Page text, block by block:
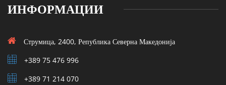
ИНФОРМАЦИИ
Струмица, 2400, Република Северна Македонија
+389 75 476 996
+389 71 214 070